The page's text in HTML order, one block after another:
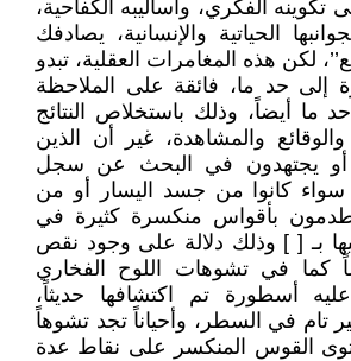
تكوينه الفكري، وأساليبه الكفاحية،
الحياتية والإنسانية، يصادفك
لكن هذه المغامرات العقلية، تبدو
إلى حد ما، فائقة على الملاحظة
ما أيضاً، وذلك باستخلاص النتائج
والوقائع والمشاهدة، غير أن الذين
أو يجتهدون في البحث عن سجل
سواء كانوا من جسد اليسار أو من
بأقواس منكسرة كثيرة في
بـ [ ] وذلك دلالة على وجود نقص
كما في تشوهات اللوح الفخاري
أسطورة تم اكتشافها حديثاً،
تام في السطر، وأحياناً تجد تشوهاً
القوس المنكسر على نقاط عدة